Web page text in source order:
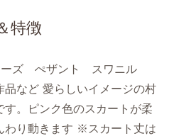
特徴
ズ ぺザント スワニル
など 愛らしいイメージの村
す。ピンク色のスカートが柔
わり動きます ※スカート丈は